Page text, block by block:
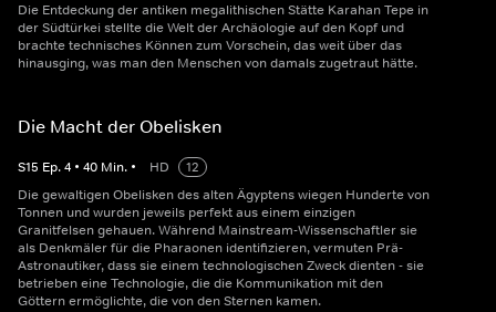
Die Entdeckung der antiken megalithischen Stätte Karahan Tepe in
der Südtürkei stellte die Welt der Archäologie auf den Kopf und
brachte technisches Können zum Vorschein, das weit über das
hinausging, was man den Menschen von damals zugetraut hätte.
Die Macht der Obelisken
S15 Ep.4 • 40 Min. • HD
12
Die gewaltigen Obelisken des alten Ägyptens wiegen Hunderte von
Tonnen und wurden jeweils perfekt aus einem einzigen
Granitfelsen gehauen. Während Mainstream-Wissenschaftler sie
als Denkmäler für die Pharaonen identifizieren, vermuten Prä-
Astronautiker, dass sie einem technologischen Zweck dienten - sie
betrieben eine Technologie, die die Kommunikation mit den
Göttern ermöglichte, die von den Sternen kamen.